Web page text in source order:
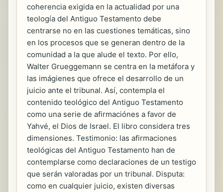
coherencia exigida en la actualidad por una
teología del Antiguo Testamento debe
centrarse no en las cuestiones temáticas, sino
en los procesos que se generan dentro de la
comunidad a la que alude el texto. Por ello,
Walter Grueggemann se centra en la metáfora y
las imágienes que ofrece el desarrollo de un
juicio ante el tribunal. Así, contempla el
contenido teológico del Antiguo Testamento
como una serie de afirmaciónes a favor de
Yahvé, el Dios de Israel. El libro considera tres
dimensiones. Testimonio: las afirmaciones
teológicas del Antiguo Testamento han de
contemplarse como declaraciones de un testigo
que serán valoradas por un tribunal. Disputa:
como en cualquier juicio, existen diversas